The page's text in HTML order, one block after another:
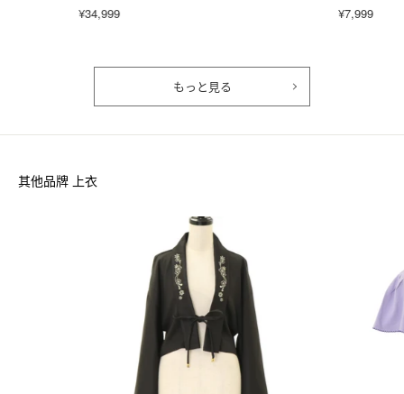
¥34,999 ¥7,999
もっと見る
其他品牌 上衣